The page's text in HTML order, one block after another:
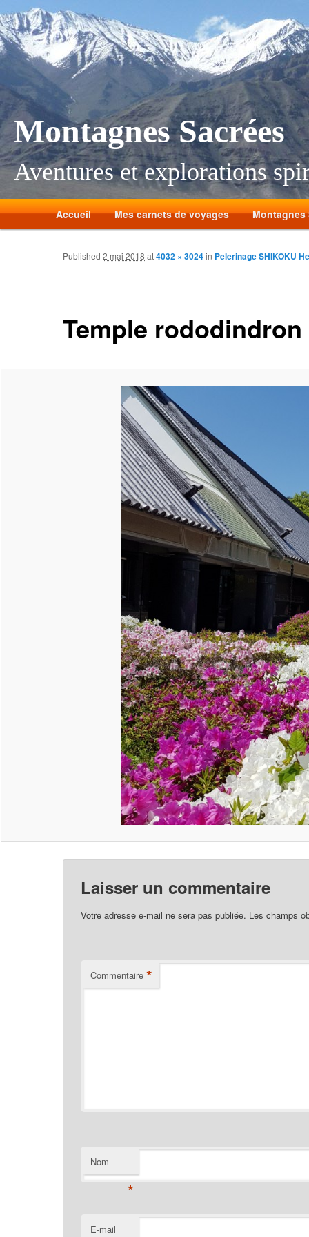
Montagnes Sacrées
Aventures et explorations
Accueil Mes carnets de voyages Montagnes
Temple
Published2 mai 2018 at4032 × 3024in Pelerinage SHIKOKU
Laisser un commentaire
Votre adresse e-mail ne sera pas publiée. Les champs
Commentaire *
Nom
*
E-mail